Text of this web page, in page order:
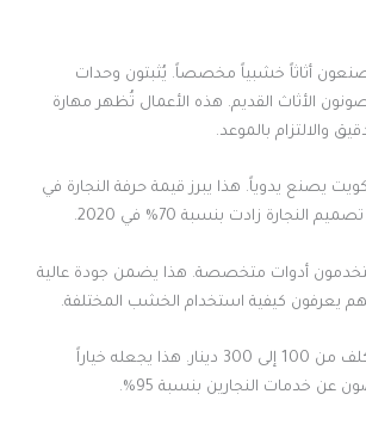
أثاثاً خشبياً مخصصاً. يُثبتون وحدات
الأثاث القديم. هذه الأعمال تُظهر مهارة
والالتزام بالموعد.
الكويت يصنع يدوياً. هذا يبرز قيمة حرفة النجارة في
زادت بنسبة 70% في 2020.
يستخدمون أدوات متخصصة. هذا يضمن جودة عالية
تجديد الأثاث القديم يكلف من 100 إلى 300 دينار. هذا يجعله خياراً
عن خدمات النجارين بنسبة 95%.